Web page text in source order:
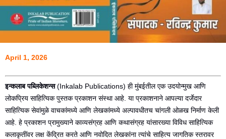
April 1, 2026
इन्कलाब पब्लिकेशन्स(Inkalab Publications) ही मुंबईतील एक उदयोन्मुख आणि
लोकप्रिय साहित्यिक पुस्तक प्रकाशन संस्था आहे. या प्रकाशनाने आपल्या दर्जेदार
साहित्यिक सेवांमुळे वाचकांमध्ये आणि लेखकांमध्ये अल्पावधीतच चांगली ओळख निर्माण केली
आहे. हे प्रकाशन प्रामुख्याने काव्यसंग्रह आणि कथासंग्रह यांसारख्या विविध साहित्यिक
कलाकृतींवर लक्ष केंद्रित करते आणि नवोदित लेखकांना त्यांचे साहित्य जागतिक स्तरावर